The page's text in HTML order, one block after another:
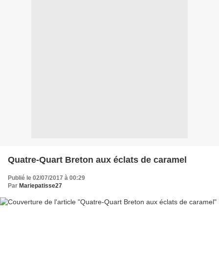
Quatre-Quart Breton aux éclats de caramel
Publié le 02/07/2017 à 00:29
Par Mariepatisse27